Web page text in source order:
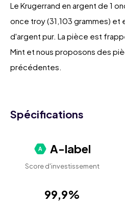
Le Krugerrand en argent de 1
once troy (31,103 grammes) et
d'argent pur. La pièce est
Mint et nous proposons des
précédentes.
Spécifications
A-label
Score d'investissement
99,9%